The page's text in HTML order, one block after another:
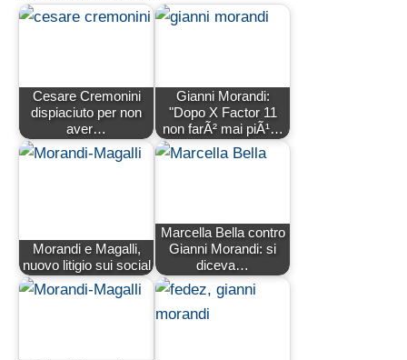
Cesare Cremonini
dispiaciuto per non
aver…
Gianni Morandi:
"Dopo X Factor 11
non farÃ² mai piÃ¹…
Morandi e Magalli,
nuovo litigio sui social
Marcella Bella contro
Gianni Morandi: si
diceva…